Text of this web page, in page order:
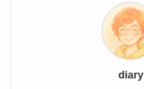
diary